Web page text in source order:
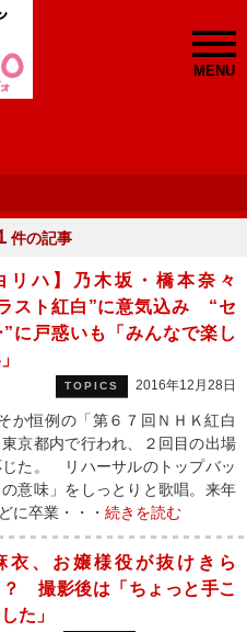
MENU
件の記事
リハ】乃木坂・橋本奈々
スト紅白”に意気込み “セ
”に戸惑いも「みんなで楽し
TOPICS 2016年12月28日
か恒例の「第６７回ＮＨＫ紅白
京都内で行われ、２回目の出場
た。 リハーサルのトップバッ
意味」をしっとりと歌唱。来年
に卒業・・・ 続きを読む
衣、お嬢様役が抜けきら
撮影後は「ちょっと手こ
た」